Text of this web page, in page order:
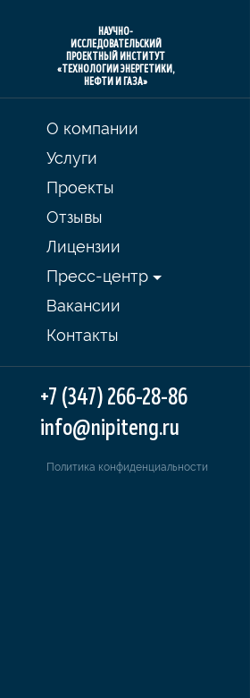
НАУЧНО-
ИССЛЕДОВАТЕЛЬСКИЙ
ПРОЕКТНЫЙ ИНСТИТУТ
«ТЕХНОЛОГИИ ЭНЕРГЕТИКИ,
НЕФТИ И ГАЗА»
О компании
Услуги
Проекты
Отзывы
Лицензии
Пресс-центр
Вакансии
Контакты
+7 (347) 266-28-86
info@nipiteng.ru
Политика конфиденциальности